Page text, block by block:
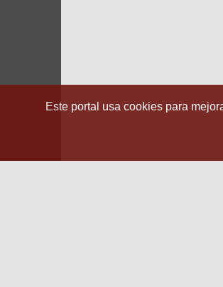
Este portal usa cookies para